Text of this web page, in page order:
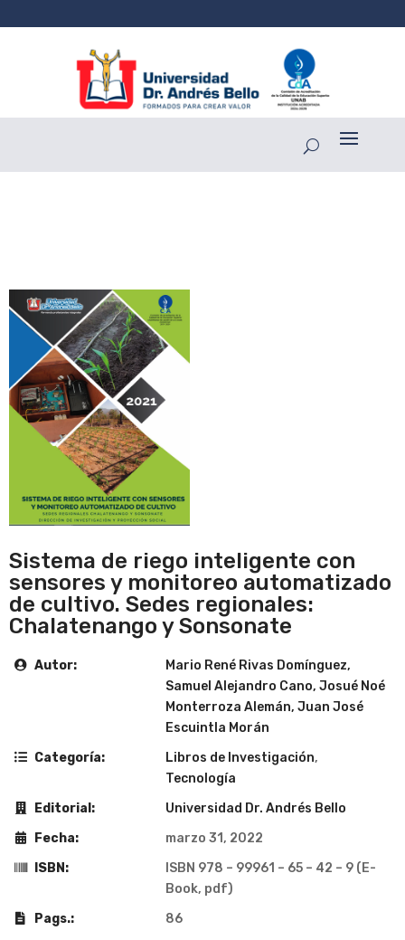
Sistema de riego inteligente con
sensores y monitoreo automatizado
de cultivo. Sedes regionales:
Chalatenango y Sonsonate
Autor:
Mario René Rivas Domínguez,
Samuel Alejandro Cano, Josué Noé
Monterroza Alemán, Juan José
Escuintla Morán
Categoría:
Libros de Investigación,
Tecnología
Editorial:
Universidad Dr. Andrés Bello
Fecha:
marzo 31, 2022
ISBN:
ISBN 978 – 99961 – 65 – 42 – 9 (E-
Book, pdf)
Pags.:
86